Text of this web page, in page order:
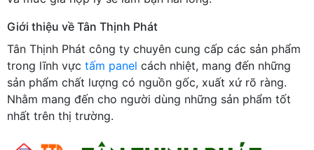
Giới thiệu về Tân Thịnh Phát
Tân Thịnh Phát công ty chuyên cung cấp các sản phẩm
trong lĩnh vực tấm panel cách nhiệt, mang đến những
sản phẩm chất lượng có nguồn gốc, xuất xứ rõ ràng.
Nhằm mang đến cho người dùng những sản phẩm tốt
nhất trên thị trường.